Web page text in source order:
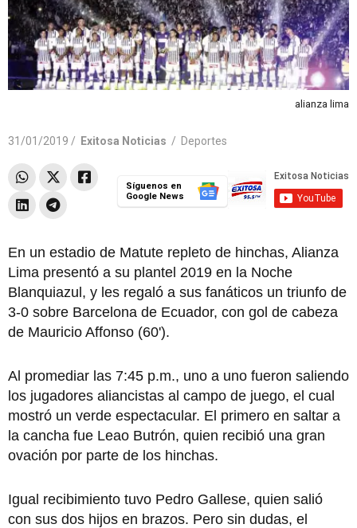
alianza lima
31/01/2019 / Exitosa Noticias / Deportes
Síguenos en
Google News
En un estadio de Matute repleto de hinchas, Alianza
Lima presentó a su plantel 2019 en la Noche
Blanquiazul, y les regaló a sus fanáticos un triunfo de
3-0 sobre Barcelona de Ecuador, con gol de cabeza
de Mauricio Affonso (60').
Al promediar las 7:45 p.m., uno a uno fueron saliendo
los jugadores aliancistas al campo de juego, el cual
mostró un verde espectacular. El primero en saltar a
la cancha fue Leao Butrón, quien recibió una gran
ovación por parte de los hinchas.
Igual recibimiento tuvo Pedro Gallese, quien salió
con sus dos hijos en brazos. Pero sin dudas, el